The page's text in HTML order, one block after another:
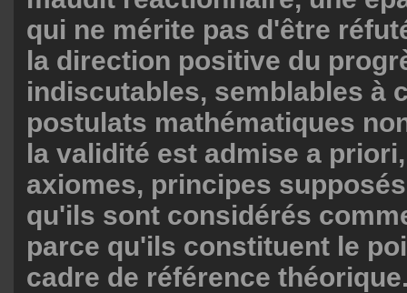
qui ne mérite pas d'être
la direction positive du
indiscutables, semblables à
postulats mathématiques
la validité est admise a
axiomes, principes
qu'ils sont considérés
parce qu'ils constituent le
cadre de référence